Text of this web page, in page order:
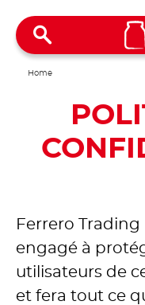
Home
Ferrero Trading
engagé à
utilisateurs de
et fera tout ce